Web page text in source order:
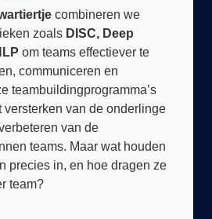
zoalsDISC, Deep
om teams effectiever te
communiceren en
teambuildingprogramma’s
van de onderlinge
van de
teams. Maar wat houden
precies in, en hoe dragen ze
team?